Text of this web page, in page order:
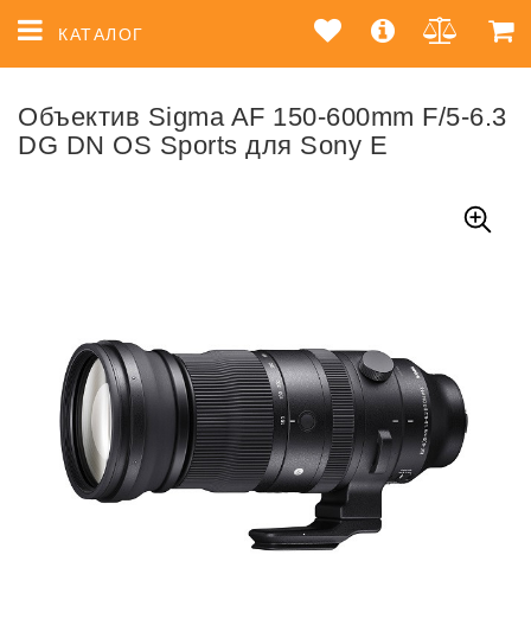
КАТАЛОГ
Объектив Sigma AF 150-600mm F/5-6.3
DG DN OS Sports для Sony E